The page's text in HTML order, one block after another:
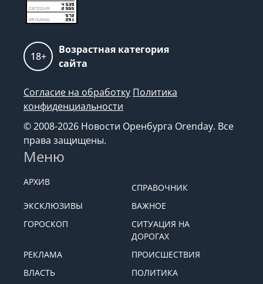
18+
Возрастная категория
сайта
Согласие на обработку Политика
конфиденциальности
© 2008-2026 Новости Оренбурга Orenday. Все
права защищены.
Меню
АРХИВ
СПРАВОЧНИК
ЭКСКЛЮЗИВЫ
ВАЖНОЕ
ГОРОСКОП
СИТУАЦИЯ НА
ДОРОГАХ
РЕКЛАМА
ПРОИСШЕСТВИЯ
ВЛАСТЬ
ПОЛИТИКА